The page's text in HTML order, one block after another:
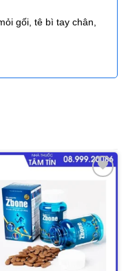
gối, tê bì tay chân,
yêu
thích